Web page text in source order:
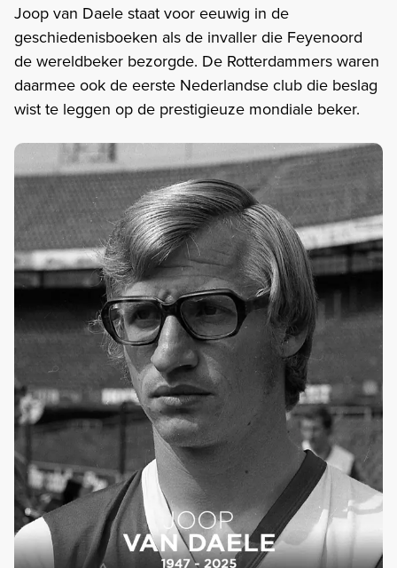
Joop van Daele staat voor eeuwig in de
geschiedenisboeken als de invaller die Feyenoord
de wereldbeker bezorgde. De Rotterdammers waren
daarmee ook de eerste Nederlandse club die beslag
wist te leggen op de prestigieuze mondiale beker.